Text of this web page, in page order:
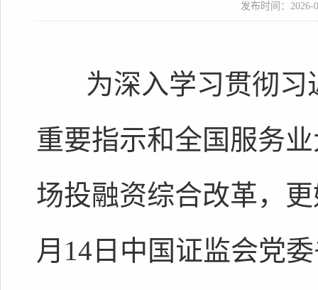
发布时间：2026-
为深入学习贯彻习
重要指示和全国服务
场投融资综合改革，
月14日中国证监会党